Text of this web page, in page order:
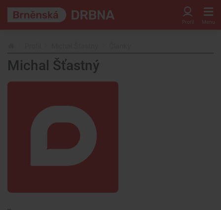
Michal Šťastný